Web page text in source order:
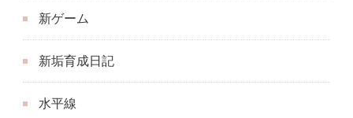
新ゲーム
新垢育成日記
水平線